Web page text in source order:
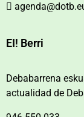
EI! Berri
Debabarrena
actualidad de